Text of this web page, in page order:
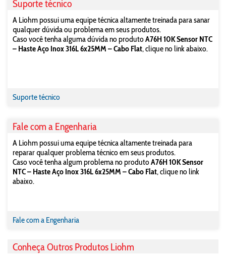
Suporte técnico
A Liohm possui uma equipe técnica altamente treinada para sanar
qualquer dúvida ou problema em seus produtos.
Caso você tenha alguma dúvida no produtoA76H 10K Sensor NTC
– Haste Aço Inox 316L 6x25MM – Cabo Flat, clique no link abaixo.
Suporte técnico
Fale com a Engenharia
A Liohm possui uma equipe técnica altamente treinada para
reparar qualquer problema técnico em seus produtos.
Caso você tenha algum problema no produtoA76H 10K Sensor
NTC – Haste Aço Inox 316L 6x25MM – Cabo Flat, clique no link
abaixo.
Fale com a Engenharia
Conheça Outros Produtos Liohm